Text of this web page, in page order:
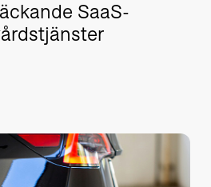
SaaS-